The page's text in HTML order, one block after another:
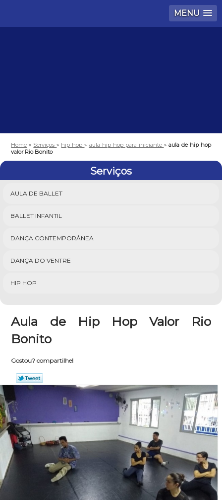
MENU
Home » Serviços» hip hop» aula hip hop para iniciante » aula de hip hop
valor Rio Bonito
Serviços
AULA DE BALLET
BALLET INFANTIL
DANÇA CONTEMPORÂNEA
DANÇA DO VENTRE
HIP HOP
Aula de Hip Hop Valor Rio
Bonito
Gostou? compartilhe!